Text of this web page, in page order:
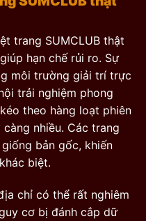
trang SUMCLUB thật
hạn chế rủi ro. Sự
môi trường giải trí trực
trải nghiệm phong
theo hàng loạt phiên
nhiều. Các trang
bản gốc, khiến
biệt.
chỉ có thể rất nghiêm
cơ bị đánh cắp dữ